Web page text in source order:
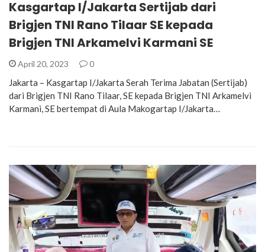
Kasgartap I/Jakarta Sertijab dari
Brigjen TNI Rano Tilaar SE kepada
Brigjen TNI Arkamelvi Karmani SE
April 20, 2023 0
Jakarta – Kasgartap I/Jakarta Serah Terima Jabatan (Sertijab)
dari Brigjen TNI Rano Tilaar, SE kepada Brigjen TNI Arkamelvi
Karmani, SE bertempat di Aula Makogartap I/Jakarta…